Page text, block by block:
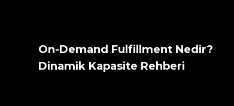
On-Demand Fulfillment Nedir?
Dinamik Kapasite Rehberi